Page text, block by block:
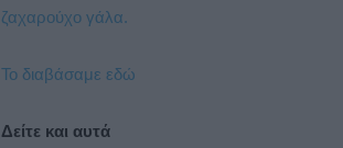
ζαχαρούχο γάλα.
Το διαβάσαμε εδώ
Δείτε και αυτά